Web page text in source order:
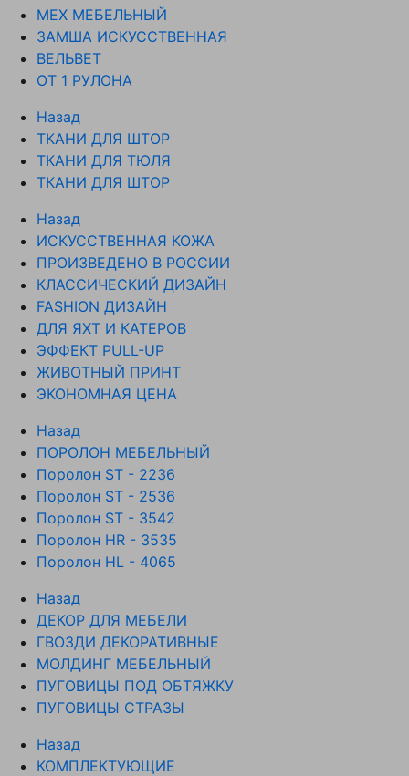
МЕХ МЕБЕЛЬНЫЙ
ЗАМША ИСКУССТВЕННАЯ
ВЕЛЬВЕТ
ОТ 1 РУЛОНА
Назад
ТКАНИ ДЛЯ ШТОР
ТКАНИ ДЛЯ ТЮЛЯ
ТКАНИ ДЛЯ ШТОР
Назад
ИСКУССТВЕННАЯ КОЖА
ПРОИЗВЕДЕНО В РОССИИ
КЛАССИЧЕСКИЙ ДИЗАЙН
FASHION ДИЗАЙН
ДЛЯ ЯХТ И КАТЕРОВ
ЭФФЕКТ PULL-UP
ЖИВОТНЫЙ ПРИНТ
ЭКОНОМНАЯ ЦЕНА
Назад
ПОРОЛОН МЕБЕЛЬНЫЙ
Поролон ST - 2236
Поролон ST - 2536
Поролон ST - 3542
Поролон HR - 3535
Поролон HL - 4065
Назад
ДЕКОР ДЛЯ МЕБЕЛИ
ГВОЗДИ ДЕКОРАТИВНЫЕ
МОЛДИНГ МЕБЕЛЬНЫЙ
ПУГОВИЦЫ ПОД ОБТЯЖКУ
ПУГОВИЦЫ СТРАЗЫ
Назад
КОМПЛЕКТУЮЩИЕ